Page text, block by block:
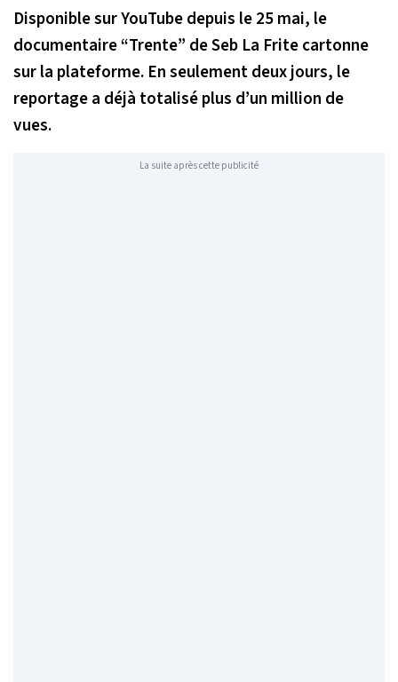
Disponible sur YouTube depuis le 25 mai, le
documentaire “Trente” de Seb La Frite cartonne
sur la plateforme. En seulement deux jours, le
reportage a déjà totalisé plus d’un million de
vues.
La suite après cette publicité